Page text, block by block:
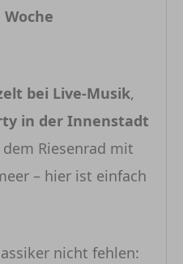
Woche
bei Live-Musik,
in der Innenstadt
Riesenrad mit
– hier ist einfach
nicht fehlen: